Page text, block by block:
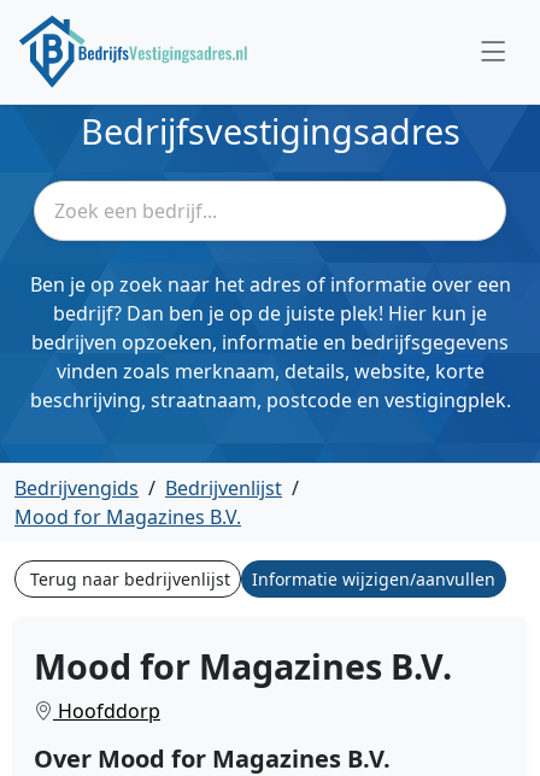
Bedrijfsvestigingsadres
Ben je op zoek naar het adres of informatie over een
bedrijf? Dan ben je op de juiste plek! Hier kun je
bedrijven opzoeken, informatie en bedrijfsgegevens
vinden zoals merknaam, details, website, korte
beschrijving, straatnaam, postcode en vestigingplek.
Bedrijvengids / Bedrijvenlijst /
Mood for Magazines B.V.
Terug naar bedrijvenlijst Informatie wijzigen/aanvullen
Mood for Magazines B.V.
Hoofddorp
Over Mood for Magazines B.V.